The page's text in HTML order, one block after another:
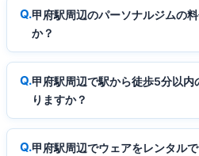
甲府駅周辺のパーソナルジムの
か？
甲府駅周辺で駅から徒歩5分以内
りますか？
甲府駅周辺でウェアをレンタル